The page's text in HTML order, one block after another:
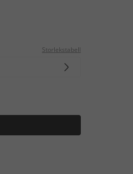
Storlekstabell